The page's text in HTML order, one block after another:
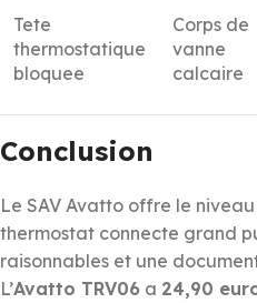
Tete
thermostatique
bloquee
Corps de
vanne
calcaire
Conclusion
Le SAV Avatto offre le
thermostat connecte grand
raisonnables et une
L’Avatto TRV06 a 24,90